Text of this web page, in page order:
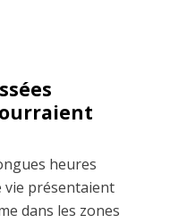
heures
vie présentaient
dans les zones